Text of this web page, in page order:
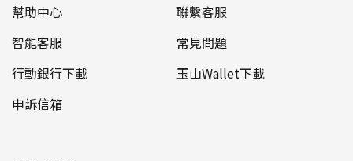
幫助中心
聯繫客服
智能客服
常見問題
行動銀行下載
玉山Wallet下載
申訴信箱